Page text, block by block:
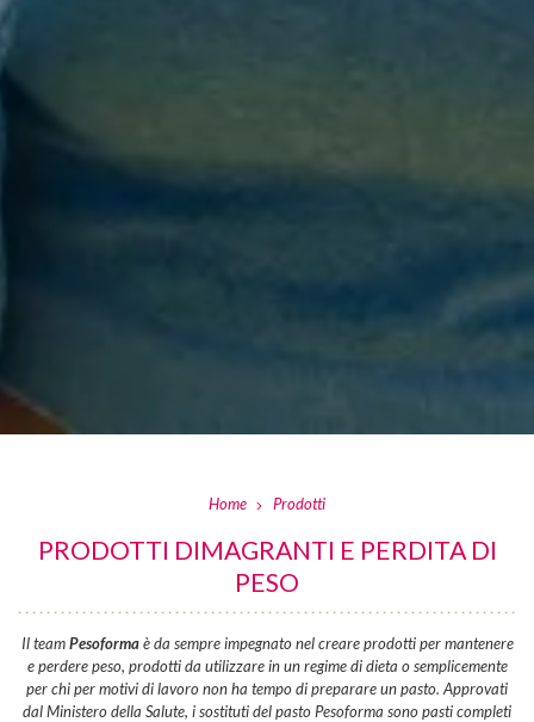
Home Prodotti
PRODOTTI DIMAGRANTI E PERDITA DI
PESO
Il teamPesoformaè da sempre impegnato nel creare prodotti per mantenere
e perdere peso, prodotti da utilizzare in un regime di dieta o semplicemente
per chi per motivi di lavoro non ha tempo di preparare un pasto. Approvati
dal Ministero della Salute, i sostituti del pasto Pesoforma sono pasti completi